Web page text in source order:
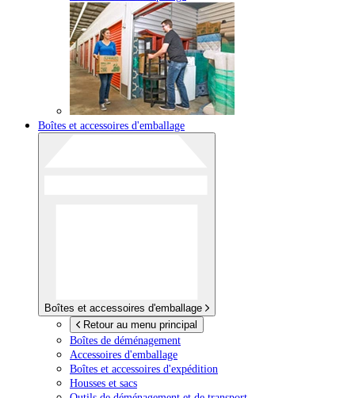
Boîtes et accessoires d'emballage
Boîtes et accessoires d'emballage
Retour au menu principal
Boîtes de déménagement
Accessoires d'emballage
Boîtes et accessoires d'expédition
Housses et sacs